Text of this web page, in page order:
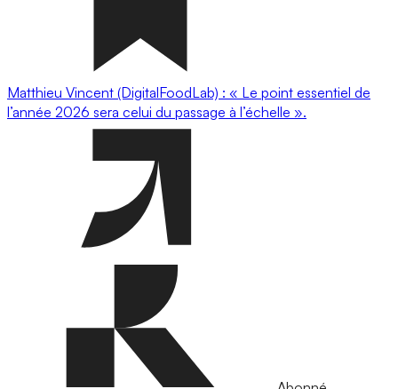
Matthieu Vincent (DigitalFoodLab) : « Le point essentiel de
l’année 2026 sera celui du passage à l’échelle ».